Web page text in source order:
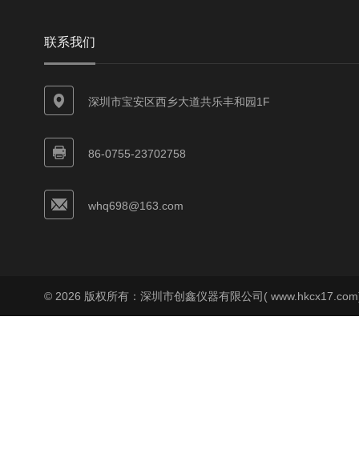
联系我们
深圳市宝安区西乡大道共乐丰和园1F
86-0755-23702758
whq698@163.com
© 2026 版权所有：深圳市创鑫仪器有限公司(